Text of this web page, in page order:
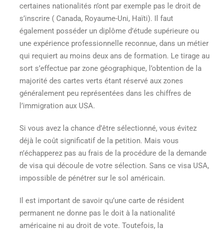
certaines nationalités n’ont par exemple pas le droit de
s’inscrire ( Canada, Royaume-Uni, Haïti). Il faut
également posséder un diplôme d’étude supérieure ou
une expérience professionnelle reconnue, dans un métier
qui requiert au moins deux ans de formation. Le tirage au
sort s’effectue par zone géographique, l’obtention de la
majorité des cartes verts étant réservé aux zones
généralement peu représentées dans les chiffres de
l’immigration aux USA.
Si vous avez la chance d’être sélectionné, vous évitez
déjà le coût significatif de la petition. Mais vous
n’échapperez pas au frais de la procédure de la demande
de visa qui découle de votre sélection. Sans ce visa USA,
impossible de pénétrer sur le sol américain.
Il est important de savoir qu’une carte de résident
permanent ne donne pas le doit à la nationalité
américaine ni au droit de vote. Toutefois, la